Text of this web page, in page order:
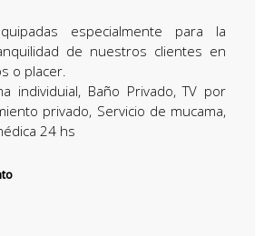
especialmente para la
de nuestros clientes en
o placer.
individuial, Baño Privado, TV por
privado, Servicio de mucama,
24 hs